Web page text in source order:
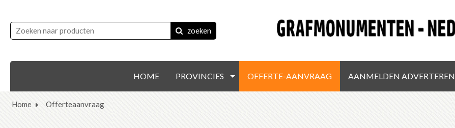
zoeken
HOME PROVINCIES OFFERTE-AANVRAAG AANMELDEN ADVERTEREN
Home Offerteaanvraag